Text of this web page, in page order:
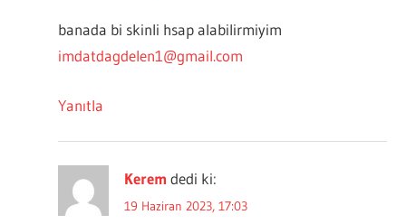
banada bi skinli hsap alabilirmiyim
imdatdagdelen1@gmail.com
Yanıtla
Kerem dedi ki:
19 Haziran 2023, 17:03